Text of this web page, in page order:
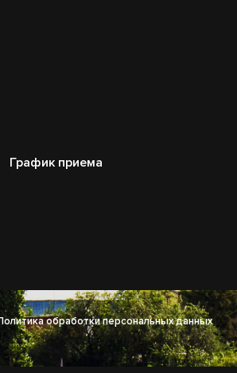
График приема
обработки персональных данных